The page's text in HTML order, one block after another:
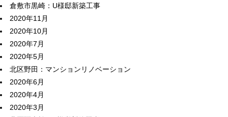
倉敷市黒崎：U様邸新築工事
2020年11月
2020年10月
2020年7月
2020年5月
北区野田：マンションリノベーション
2020年6月
2020年4月
2020年3月